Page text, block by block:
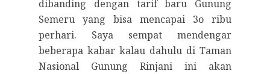
dibanding dengan tarif baru Gunung
Semeru yang bisa mencapai 3o ribu
perhari. Saya sempat mendengar
beberapa kabar kalau dahulu di Taman
Nasional Gunung Rinjani ini akan